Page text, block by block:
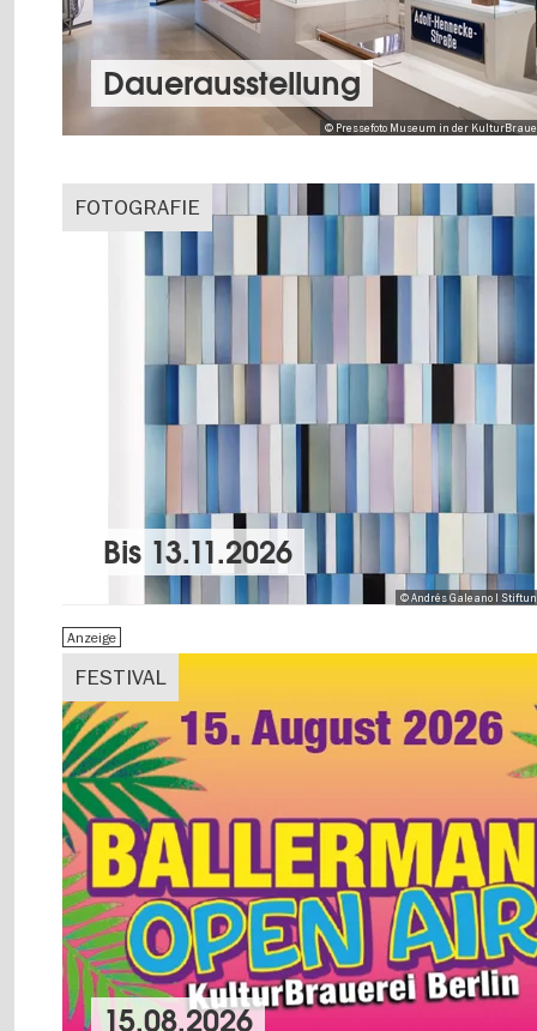
© Pressefoto Museum in der
Dauer­aus­stel­lung
FOTOGRAFIE
© Andrés Galeano I
Bis 13.11.2026
FESTIVAL
Anzeige
15.08.2026